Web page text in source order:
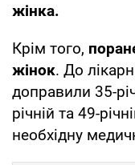
жінка.
Крім того,
жінок. До
доправили 35-
річній та 49-
необхідну